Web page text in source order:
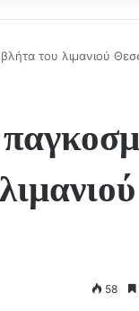
του λιμανιού
58